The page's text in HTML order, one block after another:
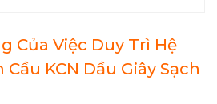
Của Việc Duy Trì Hệ
KCN Dầu Giây Sạch